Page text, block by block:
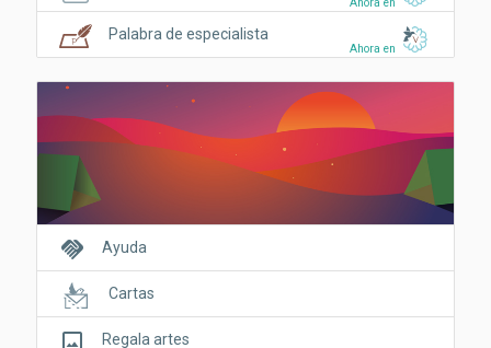
Ahora en
Palabra de especialista
handshake Ayuda
Cartas
crop_original Regala artes